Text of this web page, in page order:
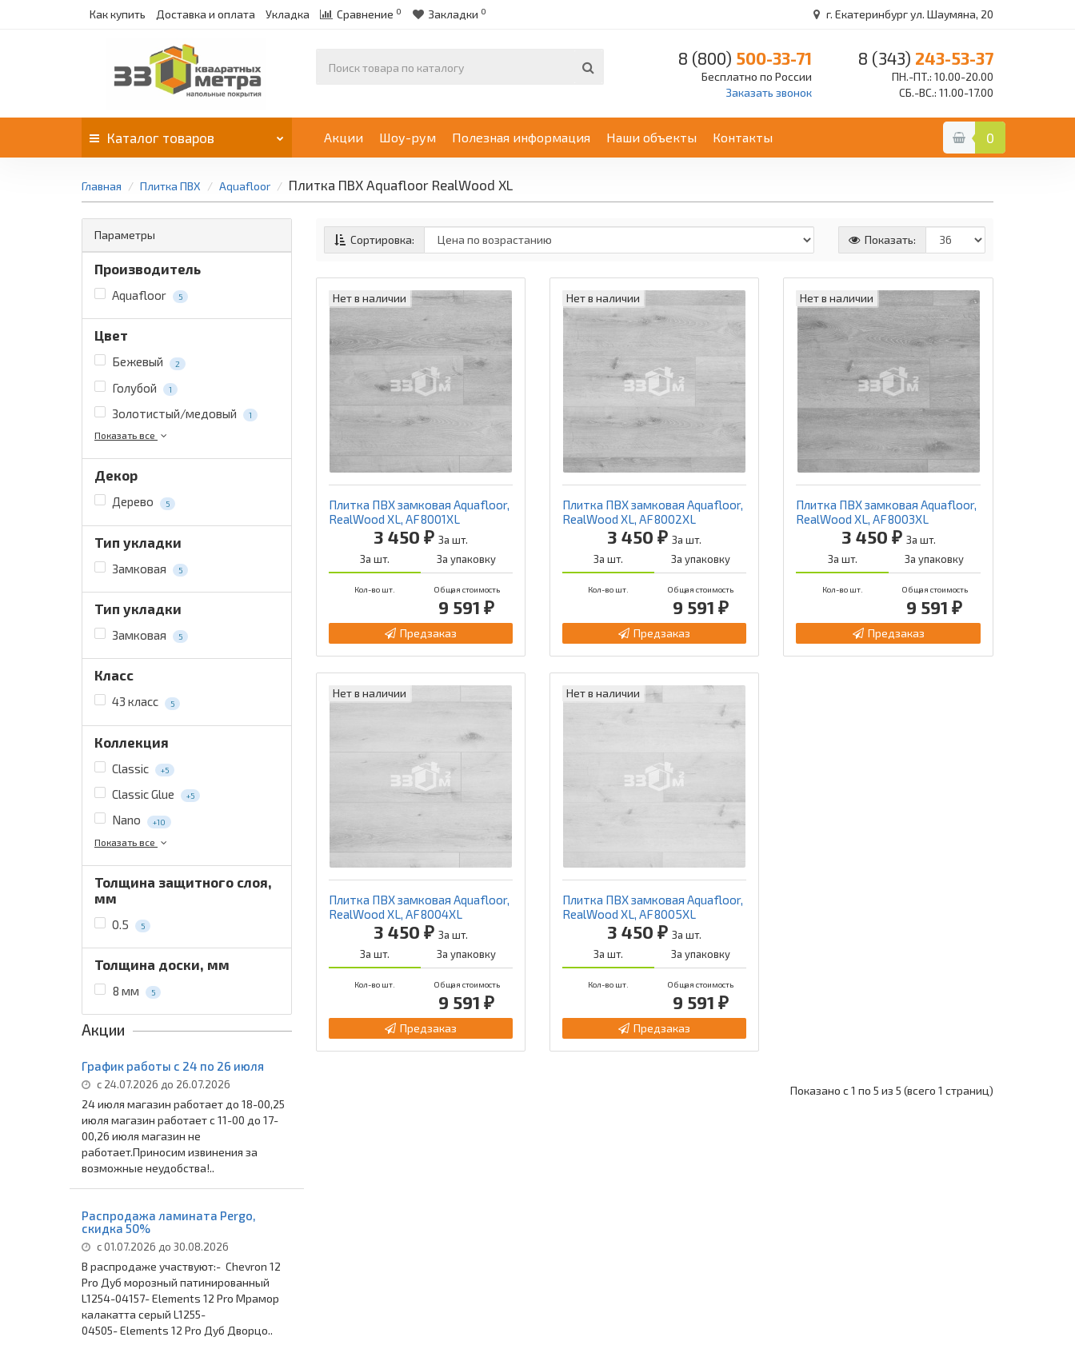
Как купить Доставка и оплата Укладка Сравнение 0 Закладки 0 г. Екатеринбург ул. Шаумяна, 20
8 (800) 500-33-71
Бесплатно по России
Заказать звонок
8 (343) 243-53-37
ПН.-ПТ.: 10.00-20.00
СБ.-ВС.: 11.00-17.00
Каталог товаров Акции Шоу-рум Полезная информация Наши объекты Контакты 0
Главная Плитка ПВХ Aquafloor Плитка ПВХ Aquafloor RealWood XL
Параметры
Производитель
Aquafloor 5
Цвет
Бежевый 2
Голубой 1
Золотистый/медовый 1
Показать все
Декор
Дерево 5
Тип укладки
Замковая 5
Тип укладки
Замковая 5
Класс
43 класс 5
Коллекция
Classic +5
Classic Glue +5
Nano +10
Показать все
Толщина защитного слоя,
мм
0.5 5
Толщина доски, мм
8 мм 5
Акции
График работы с 24 по 26 июля
с 24.07.2026 до 26.07.2026
24 июля магазин работает до 18-00,25
июля магазин работает с 11-00 до 17-
00,26 июля магазин не
работает.Приносим извинения за
возможные неудобства!..
Распродажа ламината Pergo,
скидка 50%
с 01.07.2026 до 30.08.2026
В распродаже участвуют:- Chevron 12
Pro Дуб морозный патинированный
L1254-04157- Elements 12 Pro Мрамор
калакатта серый L1255-
04505- Elements 12 Pro Дуб Дворцо..
Сортировка: Показать:
Нет в наличии
Плитка ПВХ замковая Aquafloor,
RealWood XL, AF8001XL
3 450 ₽ За шт.
За шт.
За упаковку
Кол-во шт. Общая стоимость
9 591 ₽
Предзаказ
Нет в наличии
Плитка ПВХ замковая Aquafloor,
RealWood XL, AF8002XL
3 450 ₽За шт.
За шт.
За упаковку
Кол-во шт. Общая стоимость
9 591 ₽
Предзаказ
Нет в наличии
Плитка ПВХ замковая Aquafloor,
RealWood XL, AF8003XL
3 450 ₽ За шт.
За шт.
За упаковку
Кол-во шт. Общая стоимость
9 591 ₽
Предзаказ
Нет в наличии
Плитка ПВХ замковая Aquafloor,
RealWood XL, AF8004XL
3 450 ₽ За шт.
За шт.
За упаковку
Кол-во шт. Общая стоимость
9 591 ₽
Предзаказ
Нет в наличии
Плитка ПВХ замковая Aquafloor,
RealWood XL, AF8005XL
3 450 ₽За шт.
За шт.
За упаковку
Кол-во шт. Общая стоимость
9 591 ₽
Предзаказ
Показано с 1 по 5 из 5 (всего 1 страниц)